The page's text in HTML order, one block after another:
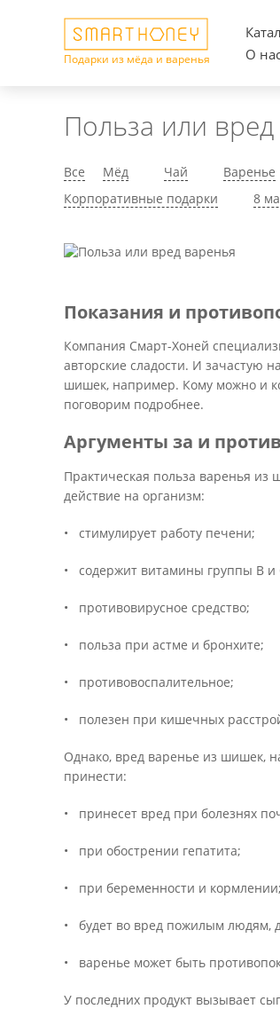
Подарки из мёда и варенья
О
Польза или
Все Мёд Чай Варенье
Корпоративные подарки
8
Показания и
Компания Смарт-Хоней
авторские сладости. И зачастую
шишек, например. Кому можно и
поговорим подробнее.
Аргументы за и против
Практическая польза варенья из
действие на организм:
• стимулирует работу печени;
• содержит витамины группы B и
• противовирусное средство;
• польза при астме и бронхите;
• противовоспалительное;
• полезен при кишечных
Однако, вред варенье из шишек,
принести:
• принесет вред при болезнях
• при обострении гепатита;
• при беременности и кормлении;
• будет во вред пожилым людям,
• варенье может быть
У последних продукт вызывает